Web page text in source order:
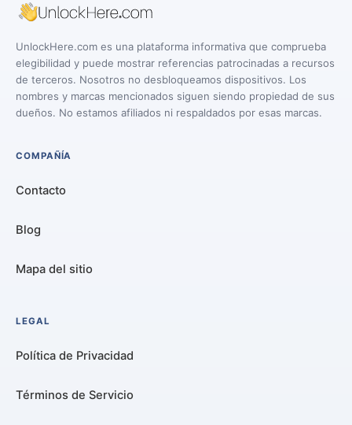
UnlockHere.com es una plataforma informativa que comprueba
elegibilidad y puede mostrar referencias patrocinadas a recursos
de terceros. Nosotros no desbloqueamos dispositivos. Los
nombres y marcas mencionados siguen siendo propiedad de sus
dueños. No estamos afiliados ni respaldados por esas marcas.
COMPAÑÍA
Contacto
Blog
Mapa del sitio
LEGAL
Política de Privacidad
Términos de Servicio